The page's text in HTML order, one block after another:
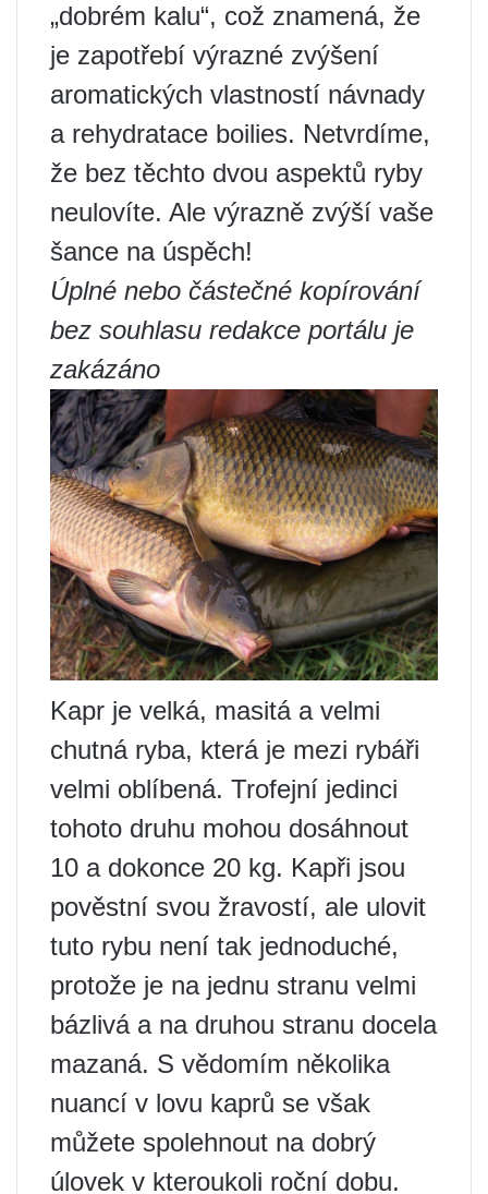
„dobrém kalu“, což znamená, že
je zapotřebí výrazné zvýšení
aromatických vlastností návnady
a rehydratace boilies. Netvrdíme,
že bez těchto dvou aspektů ryby
neulovíte. Ale výrazně zvýší vaše
šance na úspěch!
Úplné nebo částečné kopírování
bez souhlasu redakce portálu je
zakázáno
Kapr je velká, masitá a velmi
chutná ryba, která je mezi rybáři
velmi oblíbená. Trofejní jedinci
tohoto druhu mohou dosáhnout
10 a dokonce 20 kg. Kapři jsou
pověstní svou žravostí, ale ulovit
tuto rybu není tak jednoduché,
protože je na jednu stranu velmi
bázlivá a na druhou stranu docela
mazaná. S vědomím několika
nuancí v lovu kaprů se však
můžete spolehnout na dobrý
úlovek v kteroukoli roční dobu.